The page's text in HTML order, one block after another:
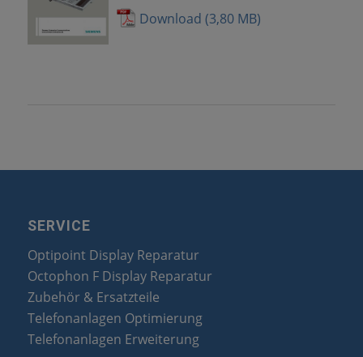
Download
SERVICE
Optipoint Display Reparatur
Octophon F Display Reparatur
Zubehör & Ersatzteile
Telefonanlagen Optimierung
Telefonanlagen Erweiterung